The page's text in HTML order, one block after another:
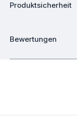
Produktsicherheit
Bewertungen